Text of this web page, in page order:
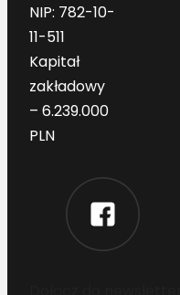
NIP: 782-10-
11-511
Kapitał
zakładowy
– 6.239.000
PLN